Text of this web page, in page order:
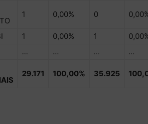
1 0,00% 0
1 0,00% 1
… … …
…
29.171 100,00% 35.925